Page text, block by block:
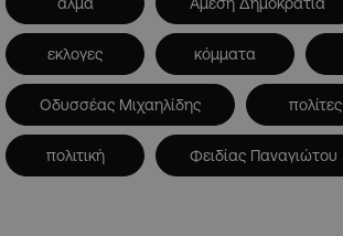
εκλογες κόμματα
Οδυσσέας Μιχαηλίδης πολίτες
πολιτική Φειδίας Παναγιώτου